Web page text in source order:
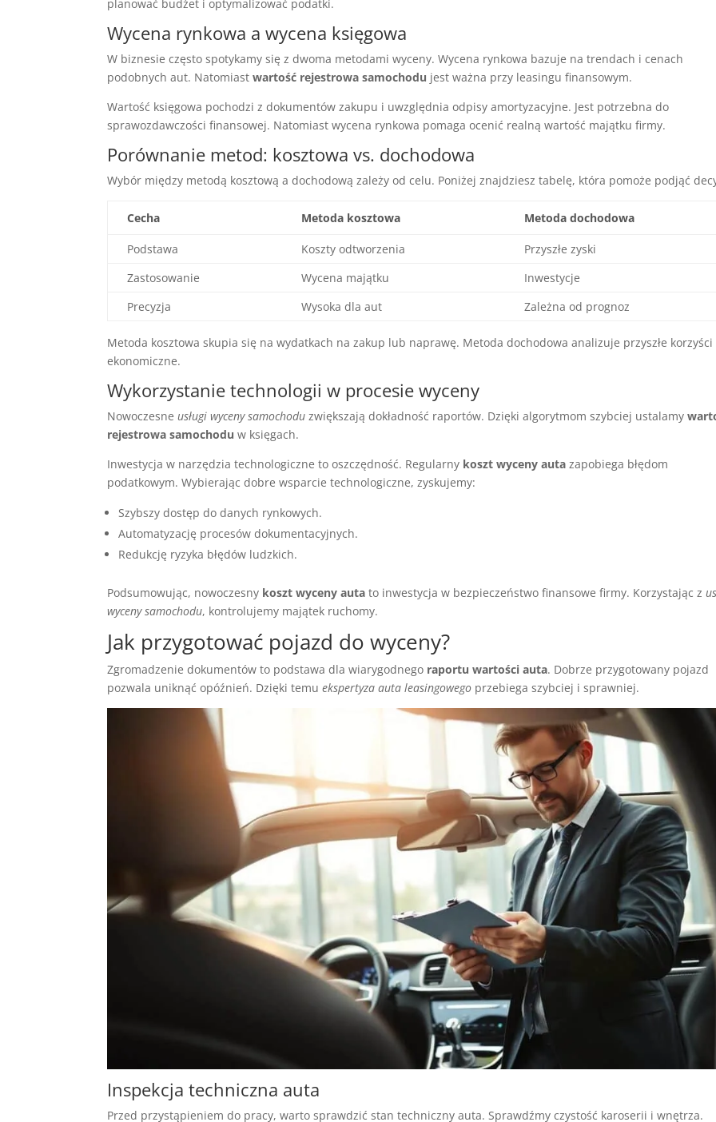
planować budżet i optymalizować podatki.
Wycena rynkowa a wycena księgowa
W biznesie często spotykamy się z dwoma metodami wyceny. Wycena rynkowa bazuje na trendach i cenach
podobnych aut. Natomiastwartość rejestrowa samochodu jest ważna przy leasingu finansowym.
Wartość księgowa pochodzi z dokumentów zakupu i uwzględnia odpisy amortyzacyjne. Jest potrzebna do
sprawozdawczości finansowej. Natomiast wycena rynkowa pomaga ocenić realną wartość majątku firmy.
Porównanie metod: kosztowa vs. dochodowa
Wybór między metodą kosztową a dochodową zależy od celu. Poniżej znajdziesz tabelę, która pomoże podjąć
Cecha Metoda kosztowa Metoda dochodowa
Podstawa Koszty odtworzenia
Przyszłe zyski
Zastosowanie
Wycena majątku
Inwestycje
Precyzja
Wysoka dla aut Zależna od prognoz
Metoda kosztowa skupia się na wydatkach na zakup lub naprawę. Metoda dochodowa analizuje przyszłe korzyści
ekonomiczne.
Wykorzystanie technologii w procesie wyceny
Nowoczesneusługi wyceny samochodu zwiększają dokładność raportów. Dzięki algorytmom szybciej ustalamy
rejestrowa samochodu w księgach.
Inwestycja w narzędzia technologiczne to oszczędność. Regularny koszt wyceny auta zapobiega błędom
podatkowym. Wybierając dobre wsparcie technologiczne, zyskujemy:
Szybszy dostęp do danych rynkowych.
Automatyzację procesów dokumentacyjnych.
Redukcję ryzyka błędów ludzkich.
Podsumowując, nowoczesny koszt wyceny auta to inwestycja w bezpieczeństwo finansowe firmy. Korzystając z
wyceny samochodu, kontrolujemy majątek ruchomy.
Jak przygotować pojazd do wyceny?
Zgromadzenie dokumentów to podstawa dla wiarygodnego raportu wartości auta. Dobrze przygotowany pojazd
pozwala uniknąć opóźnień. Dzięki temuekspertyza auta leasingowego przebiega szybciej i sprawniej.
Inspekcja techniczna auta
Przed przystąpieniem do pracy, warto sprawdzić stan techniczny auta. Sprawdźmy czystość karoserii i wnętrza.